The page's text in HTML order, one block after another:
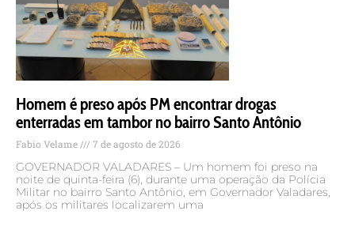
Homem é preso após PM encontrar drogas
enterradas em tambor no bairro Santo Antônio
Fabio Velame 7 de agosto de 2026
GOVERNADOR VALADARES – Um homem foi preso na
noite de quinta-feira (6), durante uma operação da Polícia
Militar no bairro Santo Antônio, em Governador Valadares,
após os militares localizarem uma